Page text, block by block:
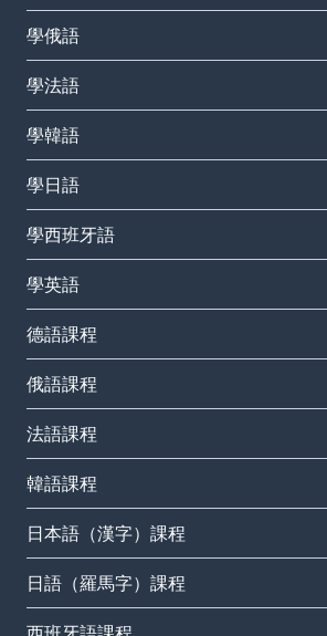
學俄語
學法語
學韓語
學日語
學西班牙語
學英語
德語課程
俄語課程
法語課程
韓語課程
日本語（漢字）課程
日語（羅馬字）課程